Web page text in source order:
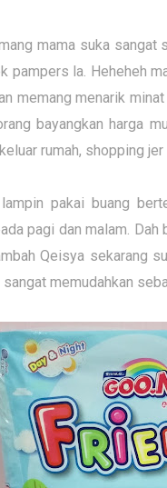
mama suka
pampers la. Heheheh
memang menarik
bayangkan harga
rumah, shopping
lampin pakai buang
pagi dan malam.
Qeisya sekarang
memudahkan